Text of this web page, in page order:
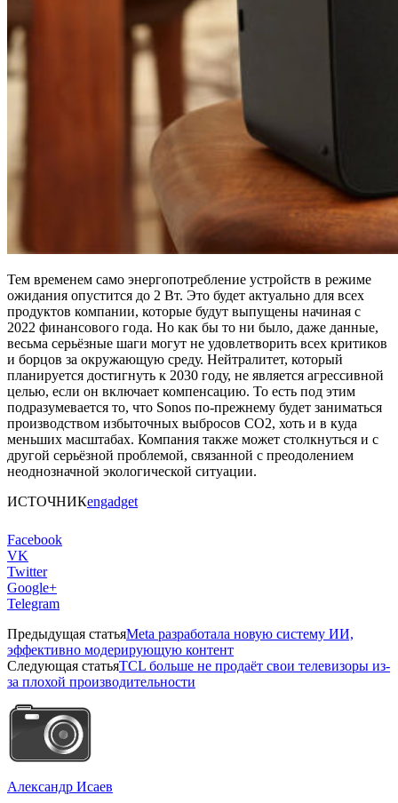
Тем временем само энергопотребление устройств в режиме
ожидания опустится до 2 Вт. Это будет актуально для всех
продуктов компании, которые будут выпущены начиная с
2022 финансового года. Но как бы то ни было, даже данные,
весьма серьёзные шаги могут не удовлетворить всех критиков
и борцов за окружающую среду. Нейтралитет, который
планируется достигнуть к 2030 году, не является агрессивной
целью, если он включает компенсацию. То есть под этим
подразумевается то, что Sonos по-прежнему будет заниматься
производством избыточных выбросов CO2, хоть и в куда
меньших масштабах. Компания также может столкнуться и с
другой серьёзной проблемой, связанной с преодолением
неоднозначной экологической ситуации.
ИСТОЧНИКengadget
Facebook
VK
Twitter
Google+
Telegram
Предыдущая статьяMeta разработала новую систему ИИ,
эффективно модерирующую контент
Следующая статьяTCL больше не продаёт свои телевизоры из-
за плохой производительности
Александр Исаев